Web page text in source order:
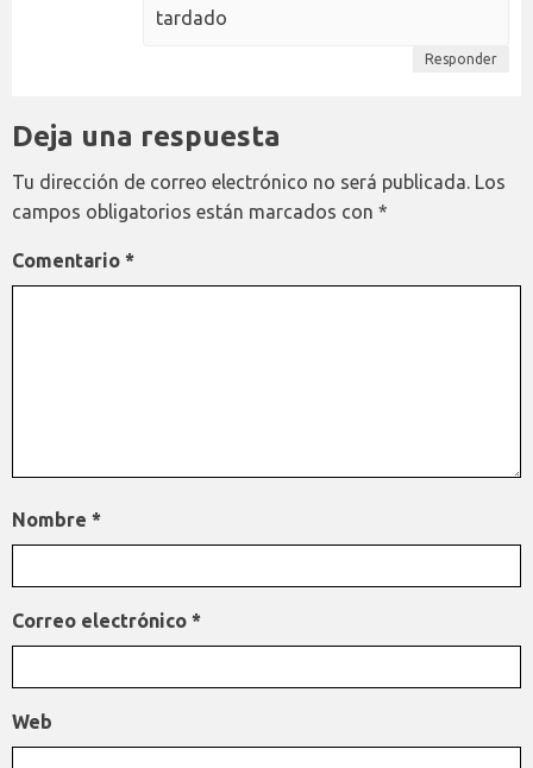
tardado
Responder
Deja una respuesta
Tu dirección de correo electrónico no será publicada. Los
campos obligatorios están marcados con *
Comentario *
Nombre *
Correo electrónico *
Web